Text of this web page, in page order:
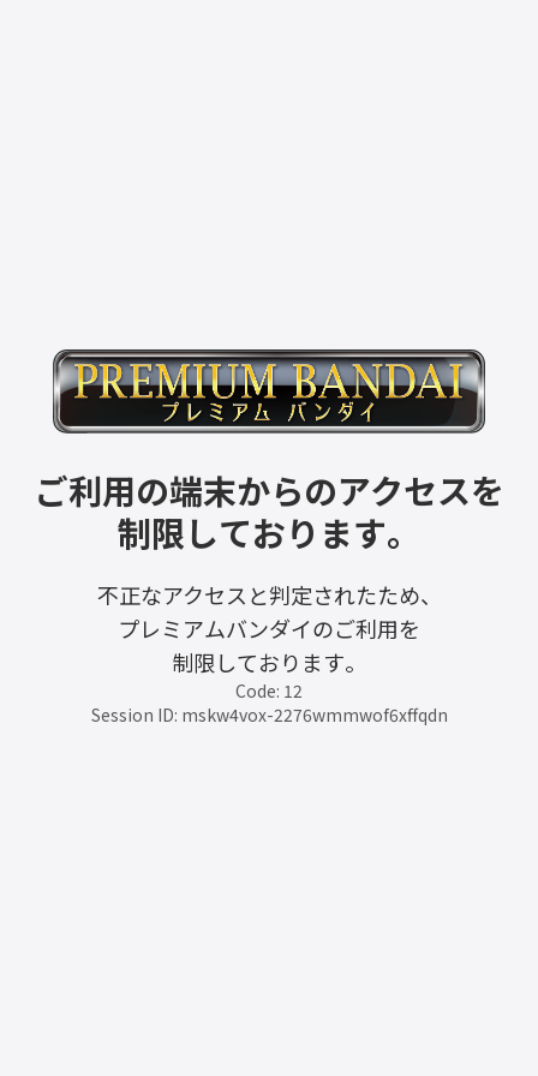
ご利用の端末からのアクセスを
制限しております。
不正なアクセスと判定されたため、
プレミアムバンダイのご利用を
制限しております。
Code: 12
Session ID: mskw4vox-2276wmmwof6xffqdn